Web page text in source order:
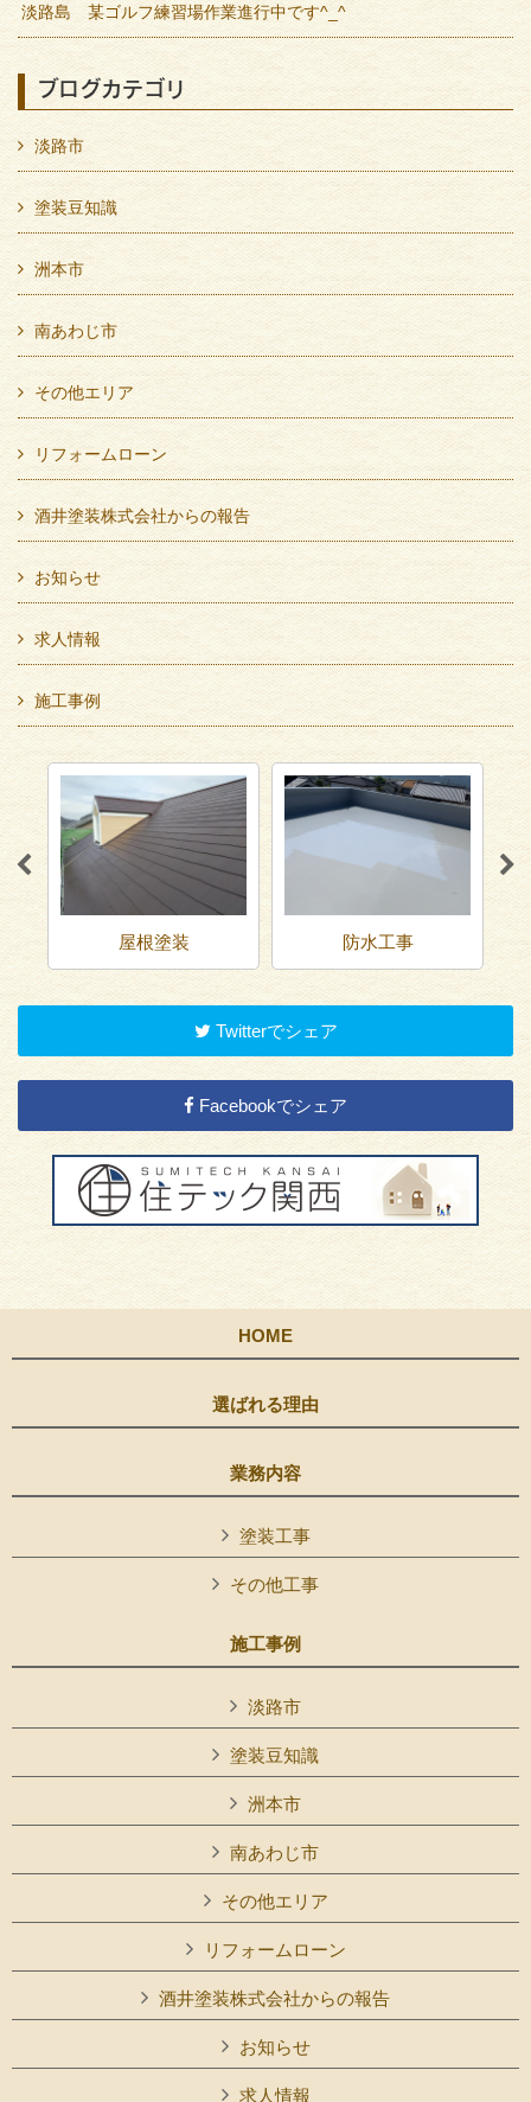
淡路島 某ゴルフ練習場作業進行中です^_^
ブログカテゴリ
淡路市
塗装豆知識
洲本市
南あわじ市
その他エリア
リフォームローン
酒井塗装株式会社からの報告
お知らせ
求人情報
施工事例
屋根塗装 防水工事
Twitterでシェア
Facebookでシェア
HOME
選ばれる理由
業務内容
塗装工事
その他工事
施工事例
淡路市
塗装豆知識
洲本市
南あわじ市
その他エリア
リフォームローン
酒井塗装株式会社からの報告
お知らせ
求人情報